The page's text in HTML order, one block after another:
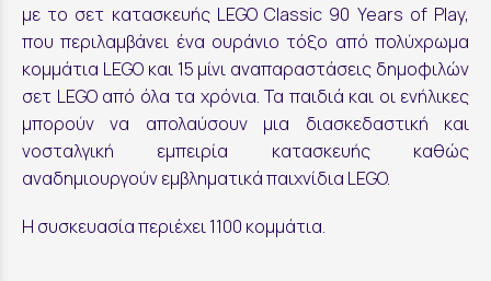
με το σετ κατασκευής LEGO Classic 90 Years of Play,
που περιλαμβάνει ένα ουράνιο τόξο από πολύχρωμα
κομμάτια LEGO και 15 μίνι αναπαραστάσεις δημοφιλών
σετ LEGO από όλα τα χρόνια. Τα παιδιά και οι ενήλικες
μπορούν να απολαύσουν μια διασκεδαστική και
νοσταλγική εμπειρία κατασκευής καθώς
αναδημιουργούν εμβληματικά παιχνίδια LEGO.
Η συσκευασία περιέχει 1100 κομμάτια.